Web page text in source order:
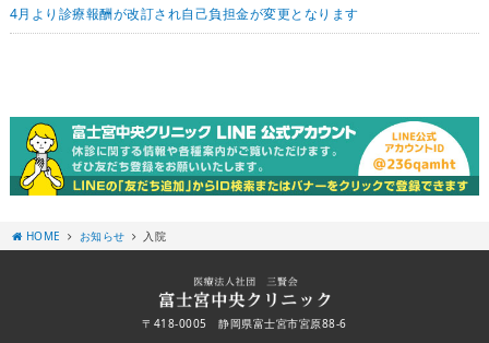
4月より診療報酬が改訂され自己負担金が変更となります
HOME お知らせ 入院
〒418-0005 静岡県富士宮市宮原88-6